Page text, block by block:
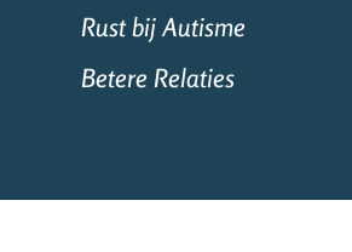
Rust bij Autisme
Betere Relaties